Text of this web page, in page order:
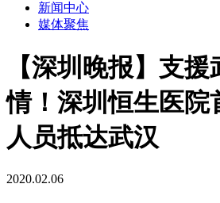
新闻中心
媒体聚焦
【深圳晚报】支
情！深圳恒生医院
人员抵达武汉
2020.02.06